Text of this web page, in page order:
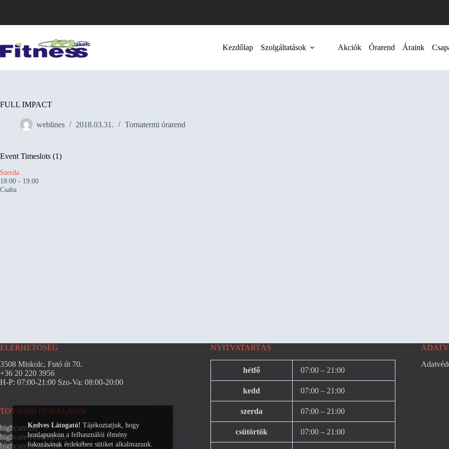
Kedves Látogató! Tájékoztatjuk, hogy
honlapunkon a felhasználói élmény
fokozásának érdekében sütiket alkalmazunk.
Kezdőlap Szolgáltatások Akciók Órarend Áraink
FULL IMPACT
weblines 2018.03.31. Tornatermi órarend
Event Timeslots (1)
Szerda
18:00 - 19:00
Csaba
ELÉRHETŐSÉG
3508 Miskolc, Futó út 70.
+36 20 220 3956
H-P: 07:00-21:00 Szo-Va: 08:00-20:00
TOVÁBBI OLDALAINK
highcare.hu
highcarewebshop.hu
highcaremiskolc.hu
NYITVATARTÁS
hétfő 07:00 – 21:00
kedd 07:00 – 21:00
szerda 07:00 – 21:00
csütörtök 07:00 – 21:00